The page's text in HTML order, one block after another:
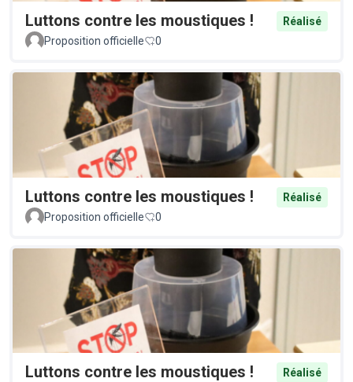
Luttons contre les moustiques !
Réalisé
Proposition officielle
0
Luttons contre les moustiques !
Réalisé
Proposition officielle
0
Luttons contre les moustiques !
Réalisé